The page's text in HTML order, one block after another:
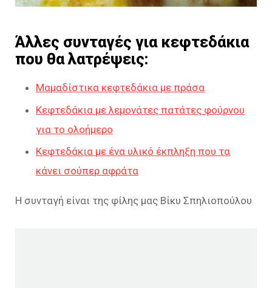
Άλλες συνταγές για κεφτεδάκια
που θα λατρέψεις:
Μαμαδίστικα κεφτεδάκια με πράσα
Κεφτεδάκια με λεμονάτες πατάτες φούρνου
για το ολοήμερο
Κεφτεδάκια με ένα υλικό έκπληξη που τα
κάνει σούπερ αφράτα
Η συνταγή είναι της φίλης μας Βίκυ Σπηλιοπούλου